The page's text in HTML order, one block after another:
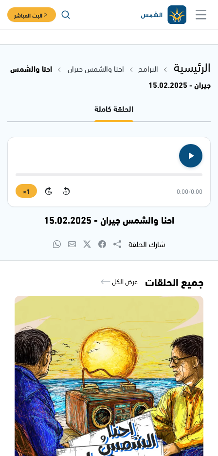
البث المباشر
الرئيسية البرامج احنا والشمس جيران
احنا والشمس
جيران - 15.02.2025
الحلقة كاملة
0:00
/
0:00
15
15
1×
احنا والشمس جيران - 15.02.2025
شارك الحلقة
جميع الحلقات عرض الكل